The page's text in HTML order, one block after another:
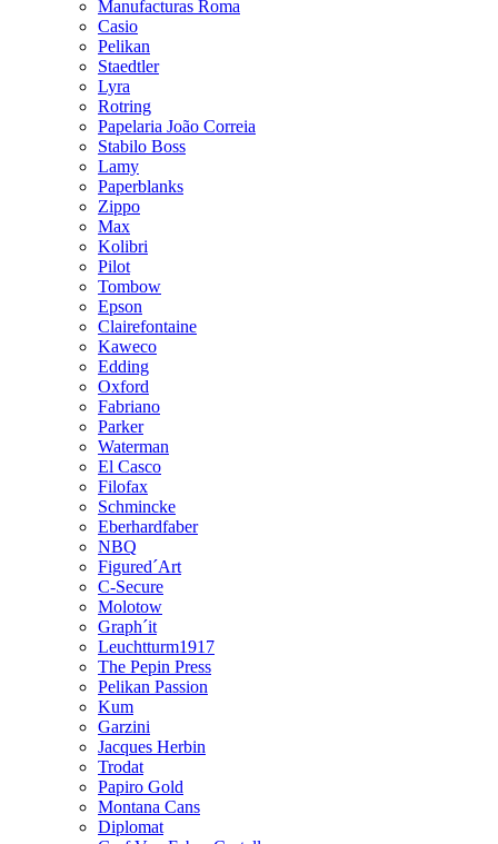
Manufacturas Roma
Casio
Pelikan
Staedtler
Lyra
Rotring
Papelaria João Correia
Stabilo Boss
Lamy
Paperblanks
Zippo
Max
Kolibri
Pilot
Tombow
Epson
Clairefontaine
Kaweco
Edding
Oxford
Fabriano
Parker
Waterman
El Casco
Filofax
Schmincke
Eberhardfaber
NBQ
Figured´Art
C-Secure
Molotow
Graph´it
Leuchtturm1917
The Pepin Press
Pelikan Passion
Kum
Garzini
Jacques Herbin
Trodat
Papiro Gold
Montana Cans
Diplomat